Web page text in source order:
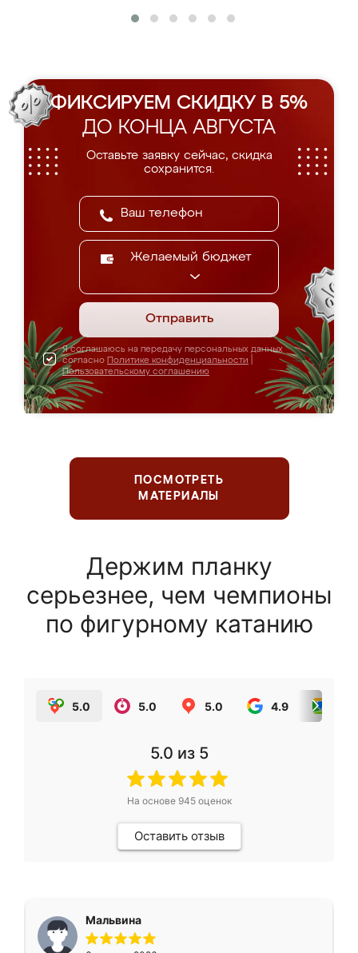
ФИКСИРУЕМ СКИДКУ В 5%
ДО КОНЦА АВГУСТА
Оставьте заявку сейчас, скидка
сохранится.
Желаемый бюджет
Отправить
Я соглашаюсь на передачу персональных данных
согласно Политике конфиденциальности
Пользовательскому соглашению
ПОСМОТРЕТЬ
МАТЕРИАЛЫ
Держим планку
серьезнее, чем чемпионы
по фигурному катанию
5.0 5.0 5.0 4.9
5.0 из 5
На основе 945оценок
Оставить отзыв
Мальвина